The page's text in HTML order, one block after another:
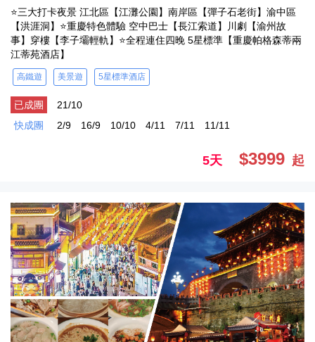
⭐三大打卡夜景 江北區【江灘公園】南岸區【彈子石老街】渝中區
【洪涯洞】⭐重慶特色體驗 空中巴士【長江索道】川劇【渝州故
事】穿樓【李子壩輕軌】⭐全程連住四晚 5星標準【重慶帕格森蒂兩
江蒂苑酒店】
高鐵遊 美景遊 5星標準酒店
已成團
21/10
快成團
2/9 16/9 10/10 4/11 7/11 11/11
5天 $3999 起